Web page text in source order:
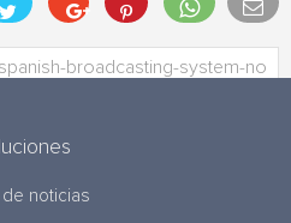
de noticias